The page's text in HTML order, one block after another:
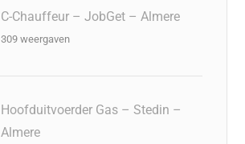
C-Chauffeur – JobGet – Almere
309 weergaven
Hoofduitvoerder Gas – Stedin –
Almere